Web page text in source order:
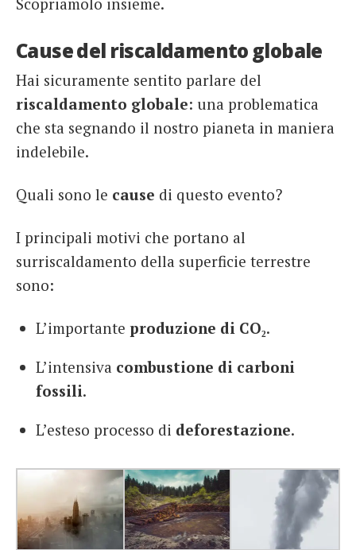
Cause del riscaldamento globale
Hai sicuramente sentito parlare del
riscaldamento globale: una problematica
che sta segnando il nostro pianeta in maniera
indelebile.
Quali sono le cause di questo evento?
I principali motivi che portano al
surriscaldamento della superficie terrestre
sono:
L’importante produzione di CO₂.
L’intensiva combustione di carboni
fossili.
L’esteso processo di deforestazione.